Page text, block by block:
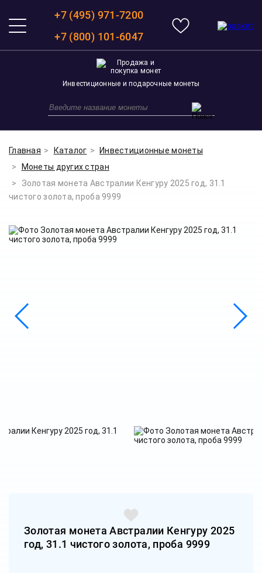
+7 (495) 971-7200
+7 (800) 101-6047
Инвестиционные и подарочные монеты
Главная Каталог
Инвестиционные монеты
Монеты других стран
Золотая монета Австралии Кенгуру 2025 год, 31.1
чистого золота, проба 9999
Золотая монета Австралии Кенгуру 2025
год, 31.1 чистого золота, проба 9999